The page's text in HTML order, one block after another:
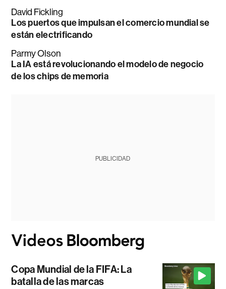
David Fickling
Los puertos que impulsan el comercio mundial se
están electrificando
Parmy Olson
La IA está revolucionando el modelo de negocio
de los chips de memoria
PUBLICIDAD
Copa Mundial de la FIFA: La
batalla de las marcas